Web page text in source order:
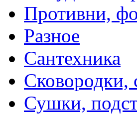
Противни,
Разное
Сантехника
Сковородки,
Сушки,